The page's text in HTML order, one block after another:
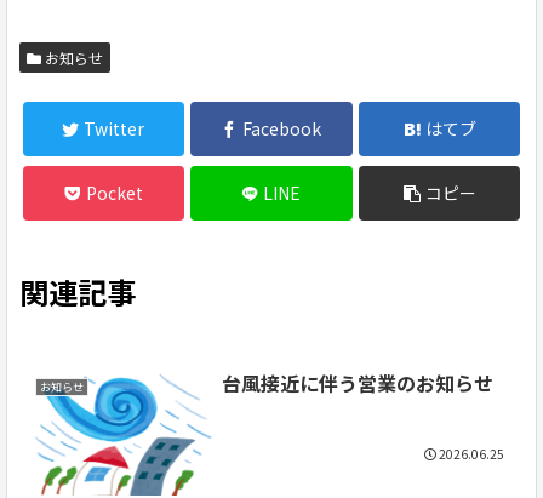
お知らせ
Twitter Facebook はてブ
Pocket LINE コピー
関連記事
お知らせ 台風接近に伴う営業のお知らせ
2026.06.25